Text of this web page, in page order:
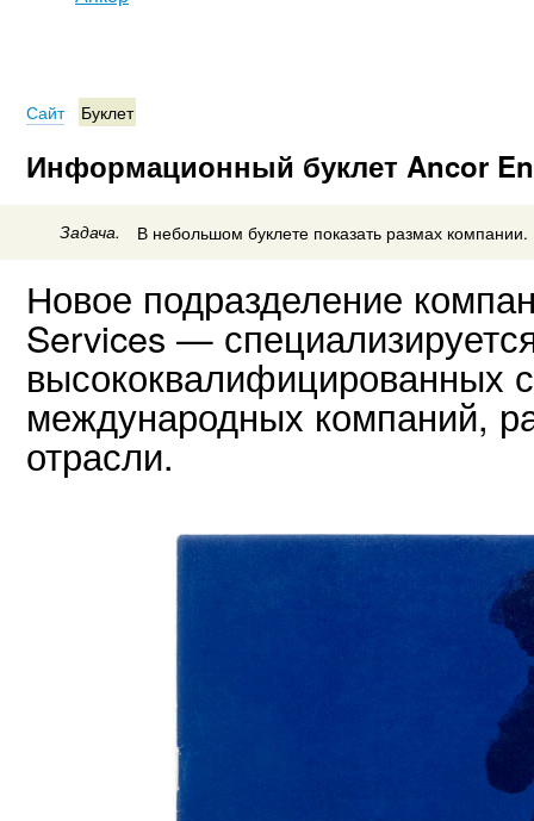
Сайт Буклет
Информационный буклет Ancor
Задача. В небольшом буклете показать размах компании.
Новое подразделение
Services —
высококвалифицированных
международных компаний,
отрасли.